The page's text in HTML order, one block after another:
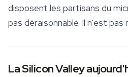
disposent les partisans du
pas déraisonnable. Il n'est pas
La Silicon Valley